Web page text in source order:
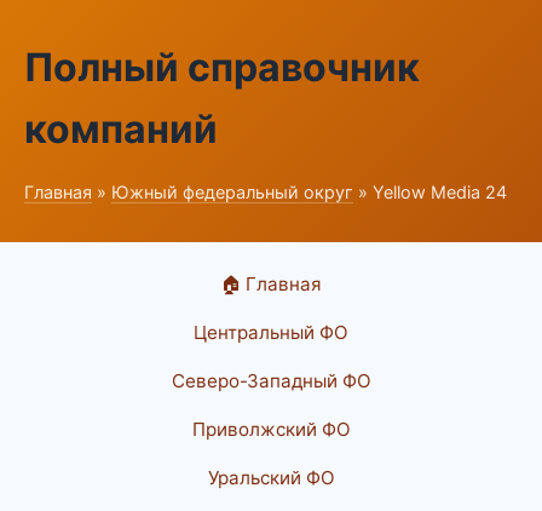
Полный справочник
компаний
Главная » Южный федеральный округ » Yellow Media 24
🏠 Главная
Центральный ФО
Северо-Западный ФО
Приволжский ФО
Уральский ФО